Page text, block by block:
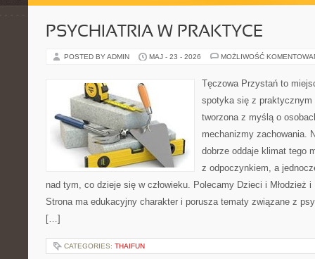
PSYCHIATRIA W PRAKTYCE
POSTED BY ADMIN MAJ - 23 - 2026 MOŻLIWOŚĆ
Tęczowa Przystań to
spotyka się z praktycznym
tworzona z myślą o
mechanizmy zachowania.
dobrze oddaje klimat tego
z odpoczynkiem, a
nad tym, co dzieje się w człowieku. Polecamy Dzieci i Młodzież
Strona ma edukacyjny charakter i porusza tematy związane z
[…]
CATEGORIES: THAIFUN